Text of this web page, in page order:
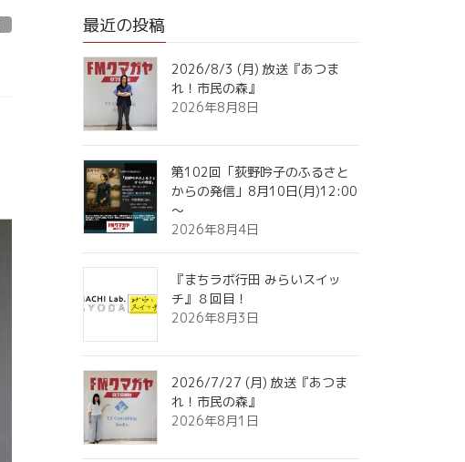
最近の投稿
2026/8/3 (月) 放送『あつま
れ！市民の森』
2026年8月8日
第102回「荻野吟子のふるさと
からの発信」8月10日(月)12:00
～
2026年8月4日
『まちラボ行田 みらいスイッ
チ』８回目！
2026年8月3日
2026/7/27 (月) 放送『あつま
れ！市民の森』
2026年8月1日